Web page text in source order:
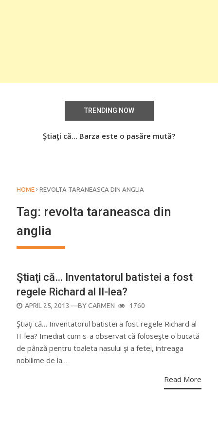
TRENDING NOW
Ştiaţi că… Barza este o pasăre mută?
HOME › REVOLTA TARANEASCA DIN ANGLIA
Tag: revolta taraneasca din
anglia
Ştiaţi că… Inventatorul batistei a fost
regele Richard al II-lea?
POSTED
APRIL 25, 2013 —BYCARMEN 1760
Ştiaţi că… Inventatorul batistei a fost regele Richard al
II-lea? Imediat cum s-a observat că foloseşte o bucată
de pânză pentru toaleta nasului şi a fetei, intreaga
nobilime de la…
Read More